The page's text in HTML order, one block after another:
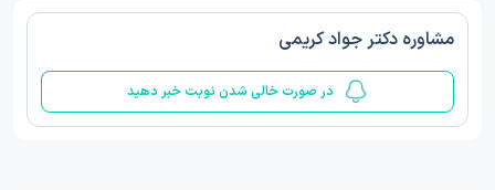
مشاوره دکتر جواد کریمی
در صورت خالی شدن نوبت خبر دهید